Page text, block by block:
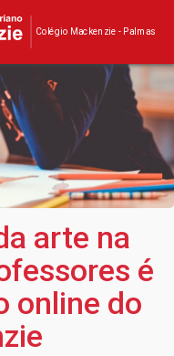
Colégio Mackenzie - Palmas
arte na
é
online do